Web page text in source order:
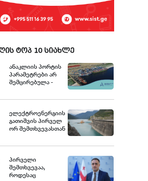
ტოპ 10 სიახლე
ანაკლიის პორტის
პარამეტრები არ
შემცირებულა -
ელექტროენერგიის
გათიშვის პირველ
ორ შემთხვევასთან
ში წარიმართება
ინფორმაციას
მოგვიანებით
დეტალურად
პირველი
შემთხვევაა,
როდესაც